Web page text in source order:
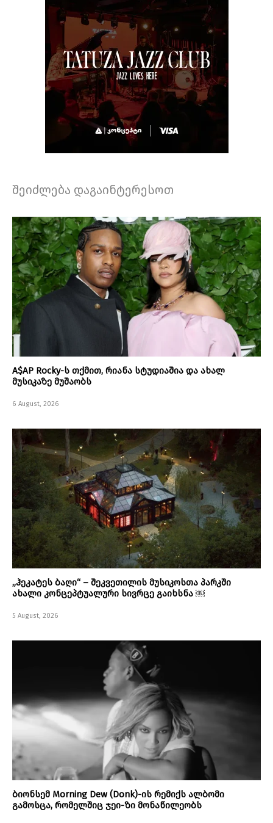
შეიძლება დაგაინტერესოთ
A$AP Rocky-ს თქმით, რიანა სტუდიაშია და ახალ
მუსიკაზე მუშაობს
6 August, 2026
„ჰეკატეს ბაღი“ – შეკვეთილის მუსიკოსთა პარკში
ახალი კონცეპტუალური სივრცე გაიხსნა ￼
5 August, 2026
ბიონსემ Morning Dew (Donk)-ის რემიქს ალბომი
გამოსცა, რომელშიც ჯეი-ზი მონაწილეობს